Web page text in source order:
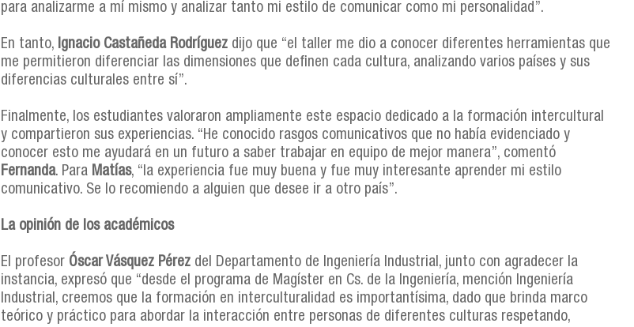
para analizarme a mí mismo y analizar tanto mi estilo de comunicar como mi personalidad”.
En tanto, Ignacio Castañeda Rodríguez dijo que “el taller me dio a conocer diferentes herramientas que
me permitieron diferenciar las dimensiones que definen cada cultura, analizando varios países y sus
diferencias culturales entre sí”.
Finalmente, los estudiantes valoraron ampliamente este espacio dedicado a la formación intercultural
y compartieron sus experiencias. “He conocido rasgos comunicativos que no había evidenciado y
conocer esto me ayudará en un futuro a saber trabajar en equipo de mejor manera”, comentó
Fernanda. Para Matías, “la experiencia fue muy buena y fue muy interesante aprender mi estilo
comunicativo. Se lo recomiendo a alguien que desee ir a otro país”.
La opinión de los académicos
El profesor Óscar Vásquez Pérez del Departamento de Ingeniería Industrial, junto con agradecer la
instancia, expresó que “desde el programa de Magíster en Cs. de la Ingeniería, mención Ingeniería
Industrial, creemos que la formación en interculturalidad es importantísima, dado que brinda marco
teórico y práctico para abordar la interacción entre personas de diferentes culturas respetando,